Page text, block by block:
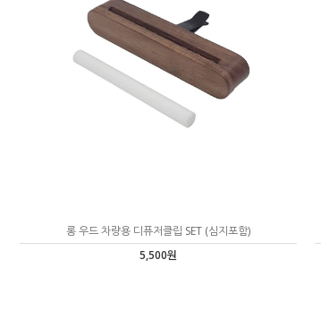
롱 우드 차량용 디퓨저클립 SET (심지포함)
5,500원